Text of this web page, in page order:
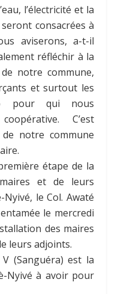
l’électricité et la
consacrées à
aviserons, a-t-il
réfléchir à la
notre commune,
et surtout les
pour qui nous
C’est
notre commune
étape de la
et de leurs
le Col. Awaté
le mercredi
des maires
leurs adjoints.
V (Sanguéra) est la
Nyivé à avoir pour